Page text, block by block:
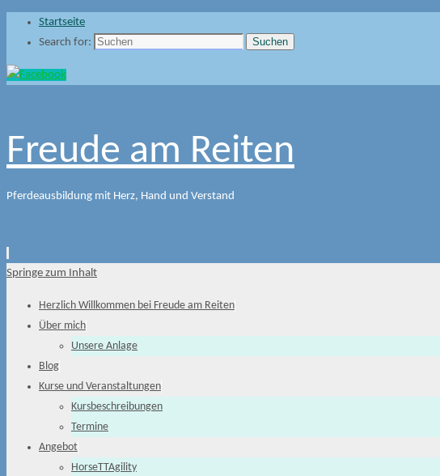
Startseite
Search for:
Suchen
Freude am Reiten
Pferdeausbildung mit Herz, Hand und Verstand
Springe zum Inhalt
Herzlich Willkommen bei Freude am Reiten
Über mich
Unsere Anlage
Blog
Kurse und Veranstaltungen
Kursbeschreibungen
Termine
Angebot
HorseTTAgility